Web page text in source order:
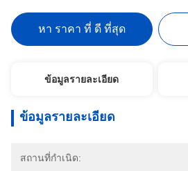
หา ราคา ที่ ดี ที่สุด
ข้อมูลรายละเอียด
ข้อมูลรายละเอียด
สถานที่กำเนิด: